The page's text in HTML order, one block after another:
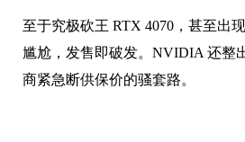
至于究极砍王 RTX 4070，甚至出
尴尬，发售即破发。NVIDIA 还整
商紧急断供保价的骚套路。